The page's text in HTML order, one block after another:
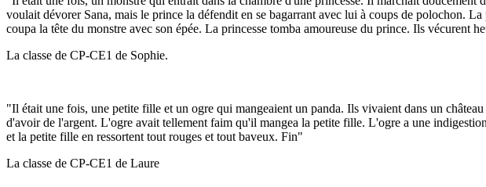
voulait dévorer Sana, mais le prince la défendit en se bagarrant avec lui à coups de polochon.
coupa la tête du monstre avec son épée. La princesse tomba amoureuse du prince. Ils vécurent
La classe de CP-CE1 de Sophie.
"Il était une fois, une petite fille et un ogre qui mangeaient un panda. Ils vivaient dans un
d'avoir de l'argent. L'ogre avait tellement faim qu'il mangea la petite fille. L'ogre a une
et la petite fille en ressortent tout rouges et tout baveux. Fin"
La classe de CP-CE1 de Laure